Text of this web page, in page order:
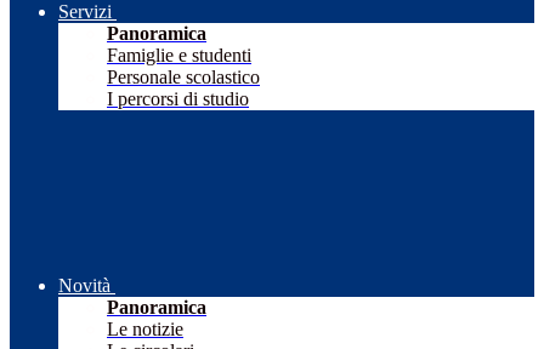
Servizi
Panoramica
Famiglie e studenti
Personale scolastico
I percorsi di studio
Novità
Panoramica
Le notizie